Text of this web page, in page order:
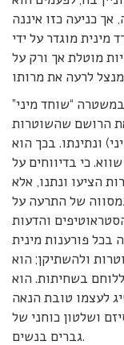
כניעה כזו איננה
מינית מוגדר על ידי
מוטלת אך ורק על
“שוחד מיני”
הרושם שהשוטרות
ונתינתו. בכך הוא
כי בדיווחים על
הציעו ונתנו, אלא
של התרעה על
והדעות
פורענות מינית
ולהשתיקן; הוא
בשחיתות. הוא
לעצמו טובת הנאה
ושלטון כוחני של
גברים בנשים.